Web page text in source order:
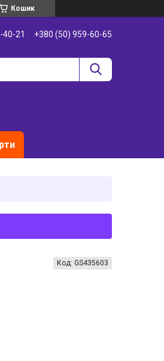
Кошик
40-21 +380 (50) 959-60-65
Код: GS435603